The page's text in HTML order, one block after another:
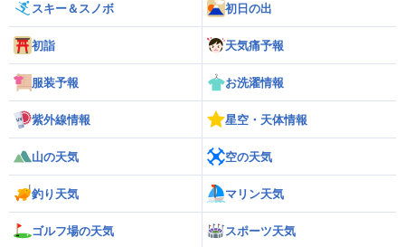
スキー＆スノボ 初日の出
初詣 天気痛予報
服装予報 お洗濯情報
紫外線情報 星空・天体情報
山の天気 空の天気
釣り天気 マリン天気
ゴルフ場の天気 スポーツ天気